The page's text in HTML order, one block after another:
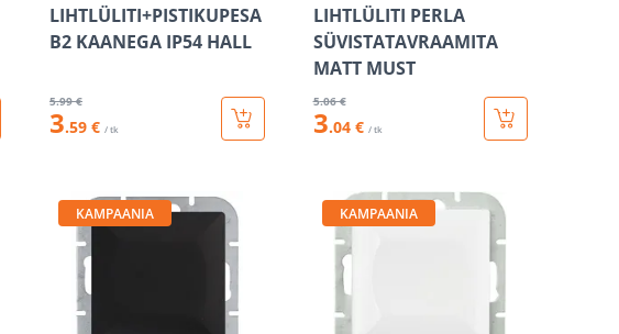
LIHTLÜLITI+PISTIKUPESA
B2 KAANEGA IP54 HALL
5.99 €
3.59 € / tk
LIHTLÜLITI PERLA
SÜVISTATAVRAAMITA
MATT MUST
5.06 €
3.04 € / tk
KAMPAANIA KAMPAANIA